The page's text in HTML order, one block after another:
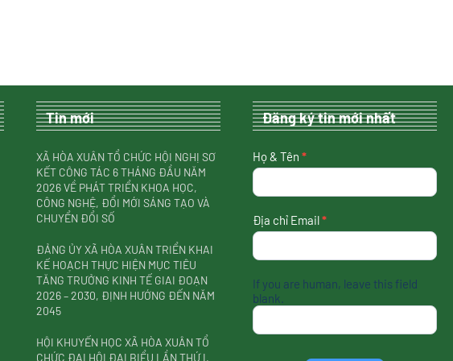
Tin mới
XÃ HÒA XUÂN TỔ CHỨC HỘI NGHỊ SƠ
KẾT CÔNG TÁC 6 THÁNG ĐẦU NĂM
2026 VỀ PHÁT TRIỂN KHOA HỌC,
CÔNG NGHỆ, ĐỔI MỚI SÁNG TẠO VÀ
CHUYỂN ĐỔI SỐ
ĐẢNG ỦY XÃ HÒA XUÂN TRIỂN KHAI
KẾ HOẠCH THỰC HIỆN MỤC TIÊU
TĂNG TRƯỞNG KINH TẾ GIAI ĐOẠN
2026 – 2030, ĐỊNH HƯỚNG ĐẾN NĂM
2045
HỘI KHUYẾN HỌC XÃ HÒA XUÂN TỔ
CHỨC ĐẠI HỘI ĐẠI BIỂU LẦN THỨ I,
Đăng ký tin mới nhất
nhận
tin
nhất
Họ & Tên*
Địa chỉ Email*
If you are human, leave this field
blank.